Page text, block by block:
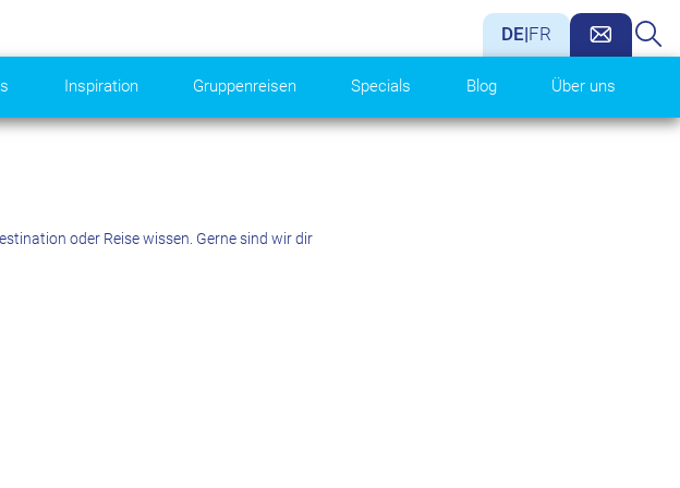
DE|FR
Inspiration Gruppenreisen Specials Blog Über uns
oder Reise wissen. Gerne sind wir dir